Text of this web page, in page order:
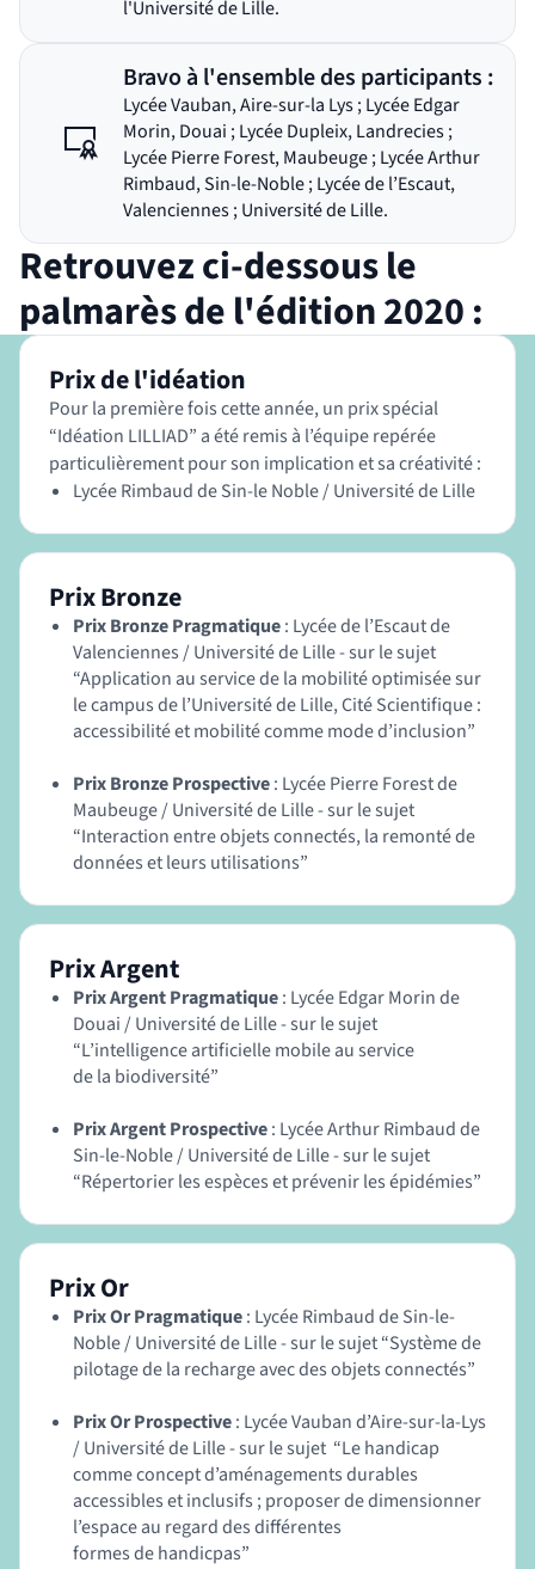
l'Université de Lille.
Bravo à l'ensemble des participants :
Lycée Vauban, Aire-sur-la Lys ; Lycée Edgar
Morin, Douai ; Lycée Dupleix, Landrecies ;
Lycée Pierre Forest, Maubeuge ; Lycée Arthur
Rimbaud, Sin-le-Noble ; Lycée de l’Escaut,
Valenciennes ; Université de Lille.
Retrouvez ci-dessous le
palmarès de l'édition 2020 :
Prix de l'idéation
Pour la première fois cette année, un prix spécial
“Idéation LILLIAD” a été remis à l’équipe repérée
particulièrement pour son implication et sa créativité :
Lycée Rimbaud de Sin-le Noble / Université de Lille
Prix Bronze
Prix Bronze Pragmatique: Lycée de l’Escaut de
Valenciennes / Université de Lille - sur le sujet
“Application au service de la mobilité optimisée sur
le campus de l’Université de Lille, Cité Scientifique :
accessibilité et mobilité comme mode d’inclusion”
Prix Bronze Prospective: Lycée Pierre Forest de
Maubeuge / Université de Lille - sur le sujet
“Interaction entre objets connectés, la remonté de
données et leurs utilisations”
Prix Argent
Prix Argent Pragmatique: Lycée Edgar Morin de
Douai / Université de Lille - sur le sujet
“L’intelligence artificielle mobile au service
de la biodiversité”
Prix Argent Prospective: Lycée Arthur Rimbaud de
Sin-le-Noble / Université de Lille - sur le sujet
“Répertorier les espèces et prévenir les épidémies”
Prix Or
Prix Or Pragmatique: Lycée Rimbaud de Sin-le-
Noble / Université de Lille - sur le sujet “Système de
pilotage de la recharge avec des objets connectés”
Prix Or Prospective: Lycée Vauban d’Aire-sur-la-Lys
/ Université de Lille - sur le sujet “Le handicap
comme concept d’aménagements durables
accessibles et inclusifs ; proposer de dimensionner
l’espace au regard des différentes
formes de handicpas”